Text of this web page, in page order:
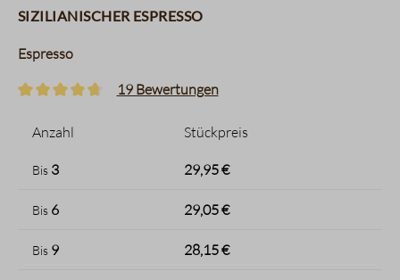
Sizilianischer Espresso
Espresso
19 Bewertungen
Anzahl Stückpreis
Bis 3 29,95 €
Bis 6 29,05 €
Bis 9 28,15 €